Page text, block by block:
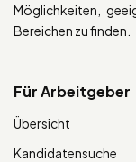
Möglichkeiten,
Bereichen zu finden.
Für Arbeitgeber
Übersicht
Kandidatensuche